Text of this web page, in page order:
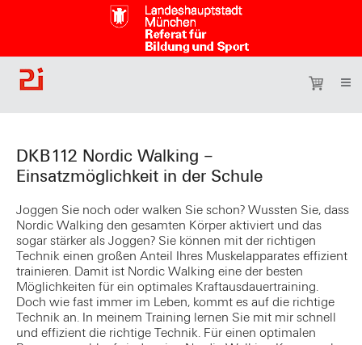
DKB112 Nordic Walking –
Einsatzmöglichkeit in der Schule
Joggen Sie noch oder walken Sie schon? Wussten Sie, dass
Nordic Walking den gesamten Körper aktiviert und das
sogar stärker als Joggen? Sie können mit der richtigen
Technik einen großen Anteil Ihres Muskelapparates effizient
trainieren. Damit ist Nordic Walking eine der besten
Möglichkeiten für ein optimales Kraft­ausdauertraining.
Doch wie fast immer im Leben, kommt es auf die richtige
Technik an. In meinem Training lernen Sie mit mir schnell
und effizient die richtige Technik. Für einen optimalen